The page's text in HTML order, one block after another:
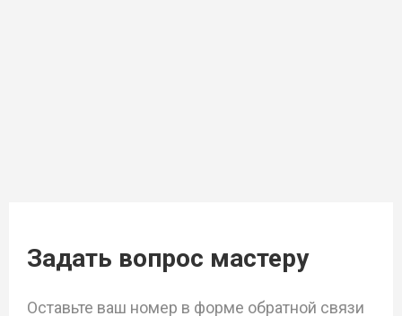
Задать вопрос мастеру
Оставьте ваш номер в форме обратной связи